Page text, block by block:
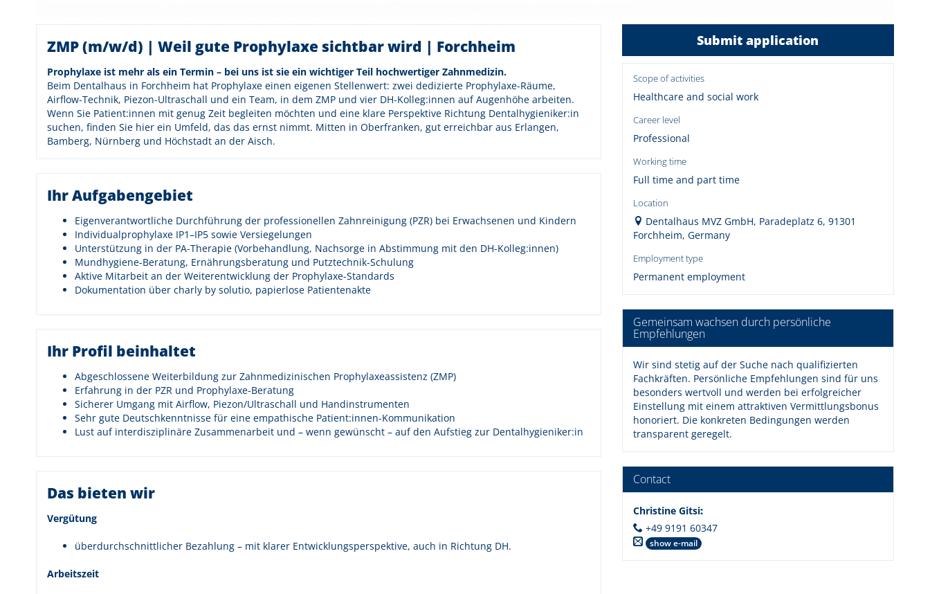
ZMP (m/w/d) | Weil gute Prophylaxe sichtbar wird | Forchheim
Prophylaxe ist mehr als ein Termin – bei uns ist sie ein wichtiger Teil hochwertiger Zahnmedizin.
Beim Dentalhaus in Forchheim hat Prophylaxe einen eigenen Stellenwert: zwei dedizierte Prophylaxe-Räume,
Airflow-Technik, Piezon-Ultraschall und ein Team, in dem ZMP und vier DH-Kolleg:innen auf Augenhöhe arbeiten.
Wenn Sie Patient:innen mit genug Zeit begleiten möchten und eine klare Perspektive Richtung Dentalhygieniker:in
suchen, finden Sie hier ein Umfeld, das das ernst nimmt. Mitten in Oberfranken, gut erreichbar aus Erlangen,
Bamberg, Nürnberg und Höchstadt an der Aisch.
Ihr Aufgabengebiet
Eigenverantwortliche Durchführung der professionellen Zahnreinigung (PZR) bei Erwachsenen und Kindern
Individualprophylaxe IP1–IP5 sowie Versiegelungen
Unterstützung in der PA-Therapie (Vorbehandlung, Nachsorge in Abstimmung mit den DH-Kolleg:innen)
Mundhygiene-Beratung, Ernährungsberatung und Putztechnik-Schulung
Aktive Mitarbeit an der Weiterentwicklung der Prophylaxe-Standards
Dokumentation über charly by solutio, papierlose Patientenakte
Ihr Profil beinhaltet
Abgeschlossene Weiterbildung zur Zahnmedizinischen Prophylaxeassistenz (ZMP)
Erfahrung in der PZR und Prophylaxe-Beratung
Sicherer Umgang mit Airflow, Piezon/Ultraschall und Handinstrumenten
Sehr gute Deutschkenntnisse für eine empathische Patient:innen-Kommunikation
Lust auf interdisziplinäre Zusammenarbeit und – wenn gewünscht – auf den Aufstieg zur Dentalhygieniker:in
Das bieten wir
Vergütung
überdurchschnittlicher Bezahlung – mit klarer Entwicklungsperspektive, auch in Richtung DH.
Arbeitszeit
Submit application
Scope of activities
Healthcare and social work
Career level
Professional
Working time
Full time and part time
Location
Dentalhaus MVZ GmbH, Paradeplatz 6, 91301
Forchheim, Germany
Employment type
Permanent employment
Gemeinsam wachsen durch persönliche
Empfehlungen
Wir sind stetig auf der Suche nach qualifizierten
Fachkräften. Persönliche Empfehlungen sind für uns
besonders wertvoll und werden bei erfolgreicher
Einstellung mit einem attraktiven Vermittlungsbonus
honoriert. Die konkreten Bedingungen werden
transparent geregelt.
Contact
Christine Gitsi:
+49 9191 60347
show e-mail